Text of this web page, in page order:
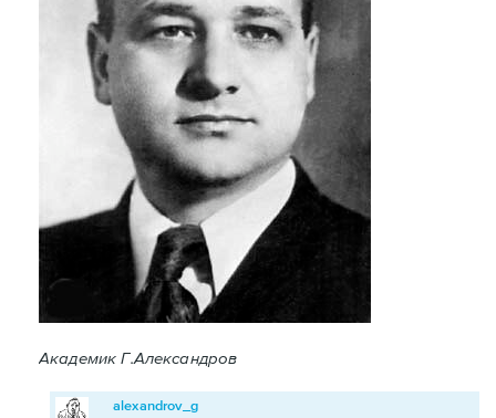
Академик Г.Александров
alexandrov_g